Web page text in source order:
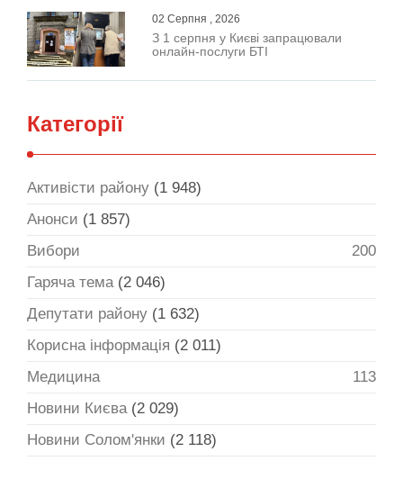
02 Серпня , 2026
З 1 серпня у Києві запрацювали
онлайн-послуги БТІ
Категорії
Активісти району (1 948)
Анонси (1 857)
Вибори
200
Гаряча тема(2 046)
Депутати району (1 632)
Корисна інформація (2 011)
Медицина
113
Новини Києва(2 029)
Новини Солом'янки (2 118)